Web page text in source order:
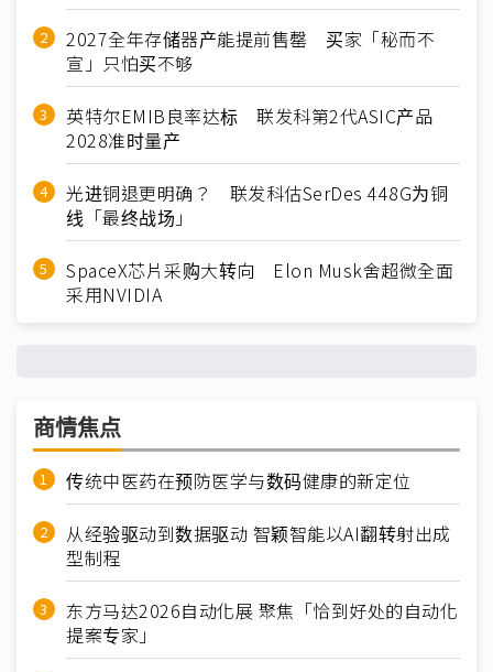
2027全年存储器产能提前售罄 买家「秘而不
宣」只怕买不够
英特尔EMIB良率达标 联发科第2代ASIC产品
2028准时量产
光进铜退更明确？ 联发科估SerDes 448G为铜
线「最终战场」
SpaceX芯片采购大转向 Elon Musk舍超微全面
采用NVIDIA
商情焦点
传统中医药在预防医学与数码健康的新定位
从经验驱动到数据驱动 智颖智能以AI翻转射出成
型制程
东方马达2026自动化展 聚焦「恰到好处的自动化
提案专家」